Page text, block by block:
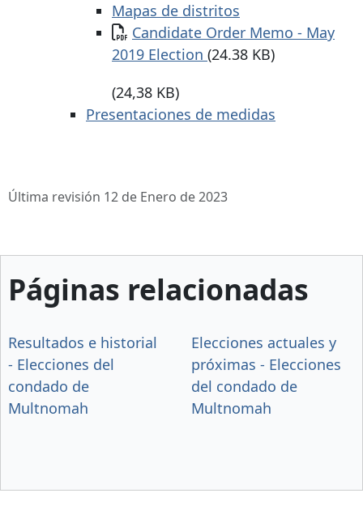
Mapas de distritos
Documento
Candidate Order Memo - May
2019 Election (24.38 KB)
(24,38 KB)
Presentaciones de medidas
Última revisión 12 de Enero de 2023
Páginas relacionadas
Resultados e historial
- Elecciones del
condado de
Multnomah
Elecciones actuales y
próximas - Elecciones
del condado de
Multnomah